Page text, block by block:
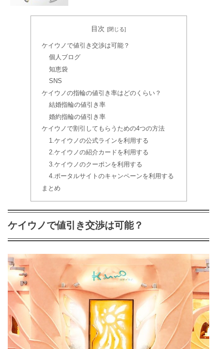
人？店舗や採用情報も調べてみた
目次
ケイウノで値引き交渉は可能？
個人ブログ
知恵袋
SNS
ケイウノの指輪の値引き率はどのくらい？
結婚指輪の値引き率
婚約指輪の値引き率
ケイウノで割引してもらうための4つの方法
1.ケイウノの公式ラインを利用する
2.ケイウノの紹介カードを利用する
3.ケイウノのクーポンを利用する
4.ポータルサイトのキャンペーンを利用する
まとめ
ケイウノで値引き交渉は可能？